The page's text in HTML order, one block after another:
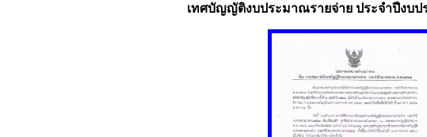
เทศบัญญัติงบประมาณรายจ่าย ประจำปีงบป